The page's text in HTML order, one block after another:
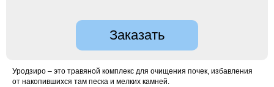
Заказать
Уродзиро – это травяной комплекс для очищения почек, избавления
от накопившихся там песка и мелких камней.